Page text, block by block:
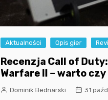
Aktualności Opis gier
Recenzja Call of
Warfare II – warto czy
Dominik Bednarski 31